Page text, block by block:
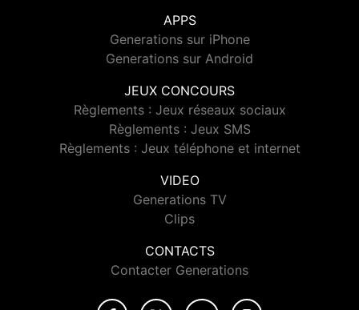
APPS
Generations sur iPhone
Generations sur Android
JEUX CONCOURS
Règlements : Jeux réseaux sociaux
Règlements : Jeux SMS
Règlements : Jeux téléphone et internet
VIDEO
Generations TV
Clips
CONTACTS
Contacter Generations